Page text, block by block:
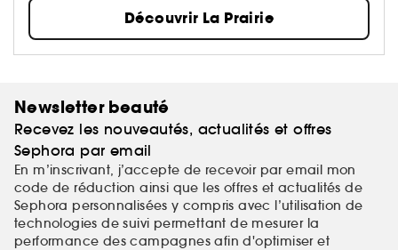
S'appuyant sur cette découverte exceptionnelle, La
Prairie élève la science au rang d'art en
sélectionnant des ingrédients précieux enrichis en
olfactives vibrantes, présentées dans des flacons
luxueux.
Découvrir La Prairie
Newsletter beauté
Recevez les nouveautés, actualités et offres
Sephora par email
En m’inscrivant, j’accepte de recevoir par email mon
code de réduction ainsi que les offres et actualités de
Sephora personnalisées y compris avec l’utilisation de
technologies de suivi permettant de mesurer la
performance des campagnes afin d'optimiser et